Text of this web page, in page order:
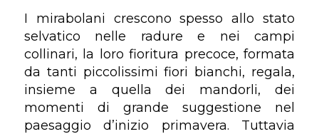
I mirabolani crescono spesso allo stato
selvatico nelle radure e nei campi
collinari, la loro fioritura precoce, formata
da tanti piccolissimi fiori bianchi, regala,
insieme a quella dei mandorli, dei
momenti di grande suggestione nel
paesaggio d’inizio primavera. Tuttavia